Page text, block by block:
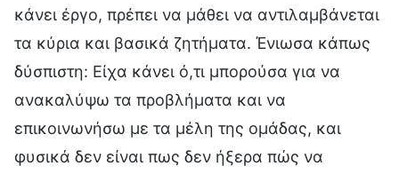
κάνει έργο, πρέπει να μάθει να αντιλαμβάνεται
τα κύρια και βασικά ζητήματα. Ένιωσα κάπως
δύσπιστη: Είχα κάνει ό,τι μπορούσα για να
ανακαλύψω τα προβλήματα και να
επικοινωνήσω με τα μέλη της ομάδας, και
φυσικά δεν είναι πως δεν ήξερα πώς να